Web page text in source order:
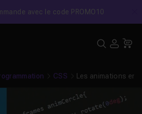
avec le code PROMO10
CSS Les animations en